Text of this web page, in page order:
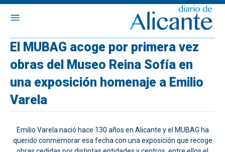
El MUBAG acoge por primera vez
obras del Museo Reina Sofía en
una exposición homenaje a Emilio
Varela
Emilio Varela nació hace 130 años en Alicante y el MUBAG ha
querido conmemorar esa fecha con una exposición que recoge